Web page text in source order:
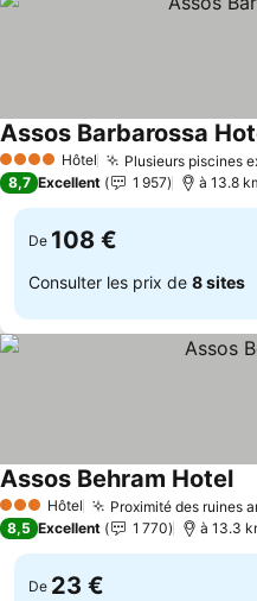
4 Étoiles Hôtel Plusieurs piscines
Assos Barbarossa
8,7 Excellent 1 957 à 13.8
De 108 €
Consulter les prix de 8 sites
3 ÉtoilesHôtel Proximité des ruines
Assos Behram Hotel
8,5 Excellent 1 770 à 13.3
De 23 €